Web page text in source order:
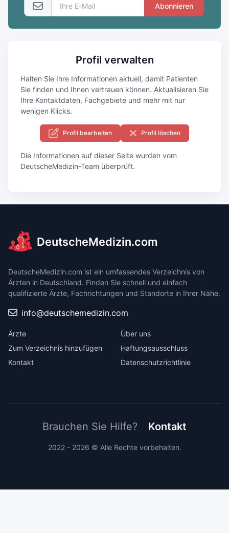
Abonnieren
Profil verwalten
Halten Sie Ihre Informationen aktuell, damit Patienten
Sie finden und Ihnen vertrauen können. Aktualisieren Sie
Ihre Kontaktdaten, Fachgebiete und mehr mit nur
wenigen Klicks.
Profil bearbeiten Profil löschen
Die Informationen auf dieser Seite wurden vom
DeutscheMedizin-Team überprüft.
DeutscheMedizin.com
DeutscheMedizin.com ist ein umfassendes Verzeichnis von
Ärzten in Deutschland. Finden Sie schnell und einfach
qualifizierte Ärzte, Fachrichtungen und Standorte in Ihrer Nähe.
info@deutschemedizin.com
Ärzte
Zum Verzeichnis hinzufügen
Kontakt
Über uns
Haftungsausschluss
Datenschutzrichtlinie
Brauchen Sie Hilfe? Kontakt
2022 - 2026 © Alle Rechte vorbehalten.